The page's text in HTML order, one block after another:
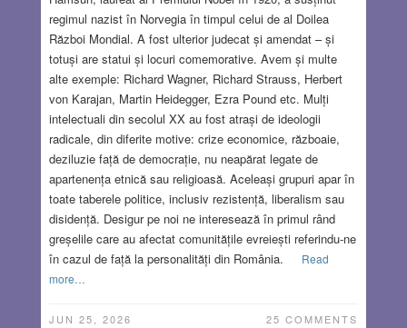
regimul nazist în Norvegia în timpul celui de al Doilea
Război Mondial. A fost ulterior judecat și amendat – și
totuși are statui și locuri comemorative. Avem și multe
alte exemple: Richard Wagner, Richard Strauss, Herbert
von Karajan, Martin Heidegger, Ezra Pound etc. Mulți
intelectuali din secolul XX au fost atrași de ideologii
radicale, din diferite motive: crize economice, războaie,
deziluzie față de democrație, nu neapărat legate de
apartenența etnică sau religioasă. Aceleași grupuri apar în
toate taberele politice, inclusiv rezistență, liberalism sau
disidență. Desigur pe noi ne interesează în primul rând
greșelile care au afectat comunitățile evreiești referindu-ne
în cazul de față la personalități din România.
Read
more…
JUN 25, 2026 25 COMMENTS